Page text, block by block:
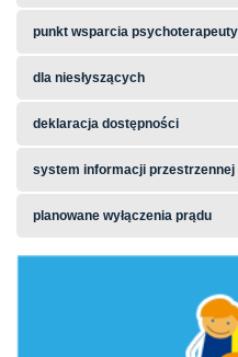
punkt wsparcia
dla niesłyszących
deklaracja dostępności
system informacji przestrzennej
planowane wyłączenia prądu